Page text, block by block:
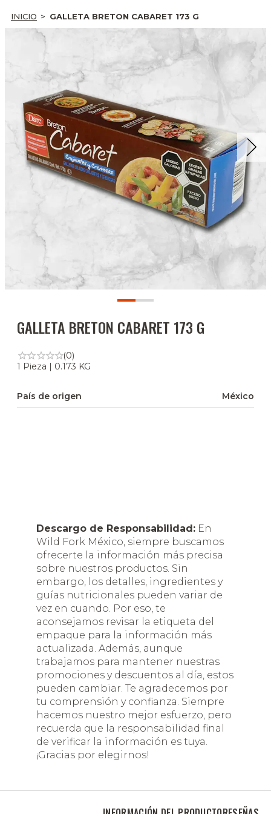
INICIO GALLETA BRETON CABARET 173 G
GALLETA BRETON CABARET 173 G
(0)
1 Pieza | 0.173 KG
País de origen México
Descargo de Responsabilidad: En
Wild Fork México, siempre buscamos
ofrecerte la información más precisa
sobre nuestros productos. Sin
embargo, los detalles, ingredientes y
guías nutricionales pueden variar de
vez en cuando. Por eso, te
aconsejamos revisar la etiqueta del
empaque para la información más
actualizada. Además, aunque
trabajamos para mantener nuestras
promociones y descuentos al día, estos
pueden cambiar. Te agradecemos por
tu comprensión y confianza. Siempre
hacemos nuestro mejor esfuerzo, pero
recuerda que la responsabilidad final
de verificar la información es tuya.
¡Gracias por elegirnos!